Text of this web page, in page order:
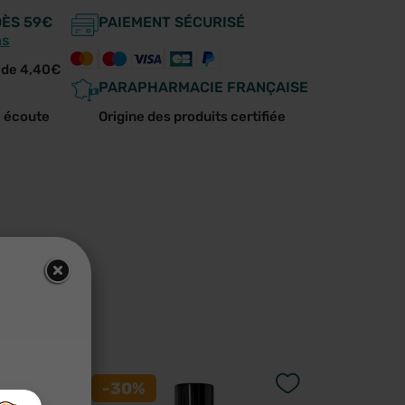
59€
4,40€
PAIEMENT SÉCURISÉ
écoute
PARAPHARMACIE FRANÇAISE
Origine des produits certifiée
-30%